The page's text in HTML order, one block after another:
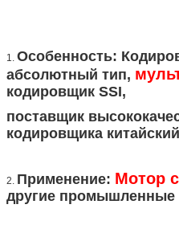
1. Особенность:
абсолютный тип,
кодировщик SSI,
поставщик
кодировщика
2. Применение: Мотор
другие промышленные